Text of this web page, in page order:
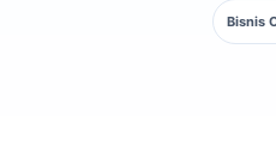
Bisnis